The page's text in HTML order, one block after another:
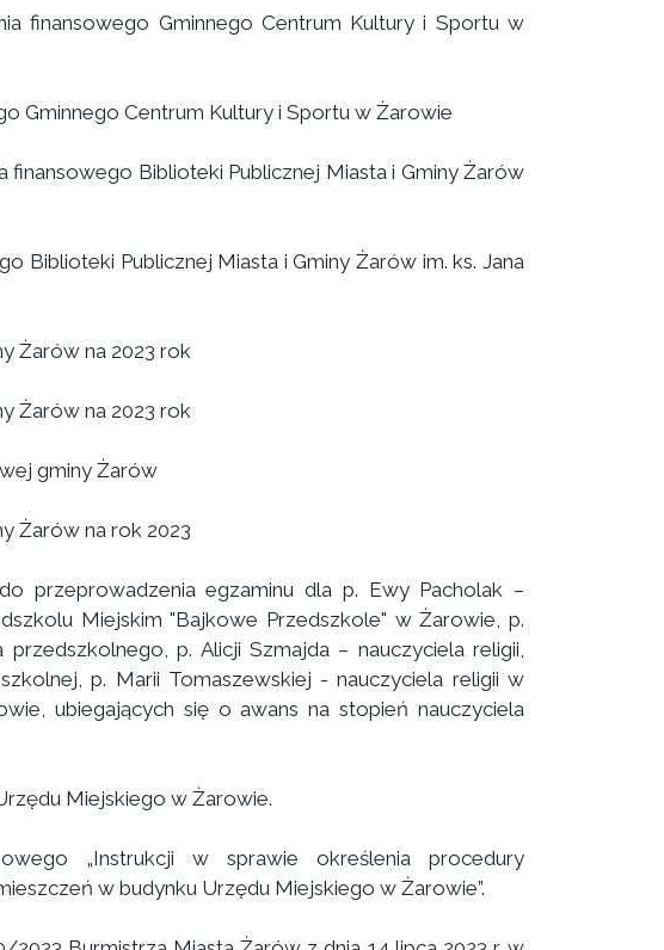
finansowego Gminnego Centrum Kultury i Sportu w
Gminnego Centrum Kultury i Sportu w Żarowie
Biblioteki Publicznej Miasta i Gminy Żarów
Biblioteki Publicznej Miasta i Gminy Żarów im. ks. Jana
Żarów na 2023 rok
Żarów na 2023 rok
gminy Żarów
Żarów na rok 2023
przeprowadzenia egzaminu dla p. Ewy Pacholak –
Miejskim "Bajkowe Przedszkole" w Żarowie, p.
p. Alicji Szmajda – nauczyciela religii,
p. Marii Tomaszewskiej - nauczyciela religii w
ubiegających się o awans na stopień nauczyciela
Miejskiego w Żarowie.
„Instrukcji w sprawie określenia procedury
w budynku Urzędu Miejskiego w Żarowie”.